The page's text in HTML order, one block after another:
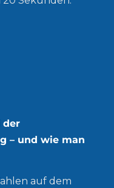
der
– und wie man
auf dem